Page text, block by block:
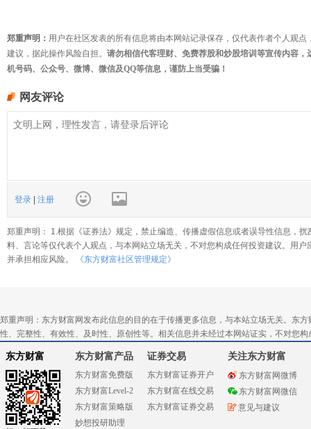
郑重声明： 用户在社区发表的所有信息将由本网站记录保存，仅代表作者个人观
建议，据此操作风险自担。 请勿相信代客理财、免费荐股和炒股培训等宣传内容
机号码、公众号、微博、微信及QQ等信息，谨防上当受骗！
网友评论
登录 注册
郑重声明： 1.根据《证券法》规定，禁止编造、传播虚假信息或者误导性信息，
料、言论等仅代表个人观点，与本网站立场无关，不对您构成任何投资建议。用
并承担相应风险。
《东方财富社区管理规定》
郑重声明：东方财富网发布此信息的目的在于传播更多信息，与本站立场无关。东
性、完整性、有效性、及时性、原创性等。相关信息并未经过本网站证实，不对您
东方财富 东方财富产品
东方财富免费版
东方财富Level-2
东方财富策略版
妙想投研助理
证券交易
东方财富证券开户
东方财富在线交易
东方财富证券交易
关注东方财富
东方财富网微博
东方财富网微信
意见与建议